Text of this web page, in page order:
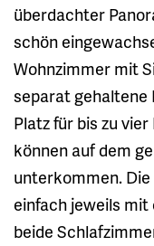
überdachter
schön
Wohnzimmer mit
separat gehaltene
Platz für bis zu
können auf dem
unterkommen.
einfach jeweils
beide